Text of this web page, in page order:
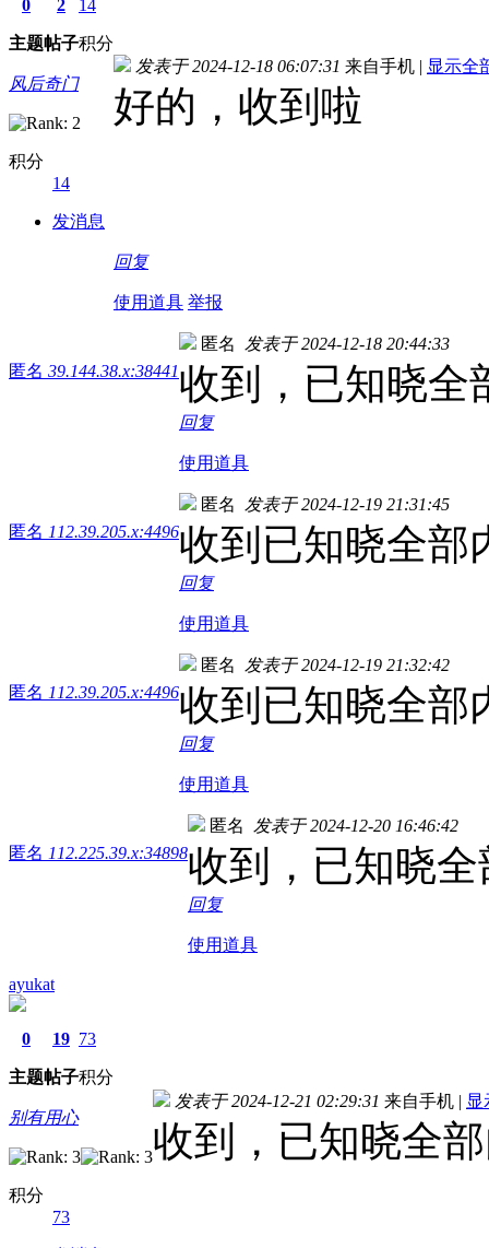
0
主题
2
帖子
14
积分
风后奇门
积分
14
发消息
发表于 2024-12-18 06:07:31 来自手机 | 显示全
好的，收到啦
回复
使用道具 举报
匿名 39.144.38.x:38441
匿名 发表于 2024-12-18 20:44:33
收到，已知晓全
回复
使用道具
匿名 112.39.205.x:4496
匿名 发表于 2024-12-19 21:31:45
收到已知晓全部
回复
使用道具
匿名 112.39.205.x:4496
匿名 发表于 2024-12-19 21:32:42
收到已知晓全部
回复
使用道具
匿名 112.225.39.x:34898
匿名 发表于 2024-12-20 16:46:42
收到，已知晓
回复
使用道具
ayukat
0
主题
19
帖子
73
积分
别有用心
积分
73
发表于 2024-12-21 02:29:31 来自手机 | 显
收到，已知晓全